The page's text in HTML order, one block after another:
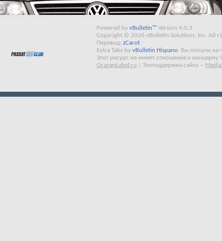
Powered by vBulletin™ Version 4.0.3
Copyright © 2026 vBulletin Solutions, Inc. All
Перевод: zCarot
Extra Tabs by vBulletin Hispano
Вы попали на
Этот ресурс не имеет отношения к концерну
OrangeLabel.ru
Техподдержка сайта --